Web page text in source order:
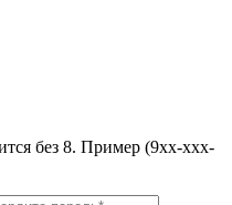
без 8. Пример (9хх-ххх-